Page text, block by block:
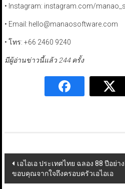
• Instagram: instagram.com/
• Email: hello@manaosoftware.com
• โทร: +66 2460 9240
มีผู้อ่านข่าวนี้แล้ว 244 ครั้ง
Post
navigation
เอไอเอ ประเทศไทย ฉลอง 88 ปีอย่
ขอบคุณจากใจถึงครอบครัวเอไอเอ